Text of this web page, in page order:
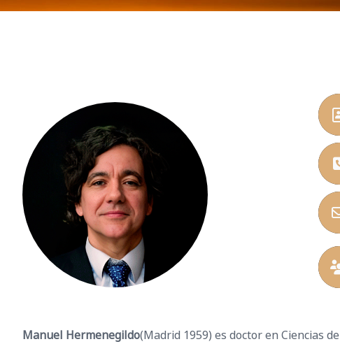
Manuel Hermenegildo(Madrid 1959) es doctor en Ciencias